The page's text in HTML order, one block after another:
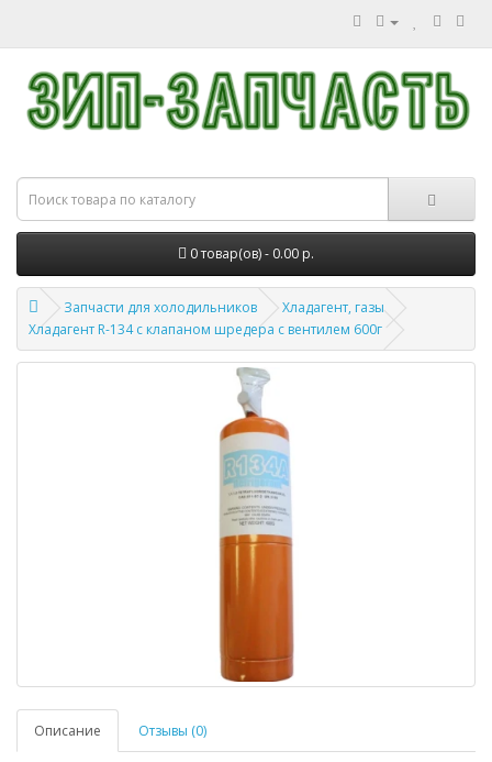
0 товар(ов) - 0.00 р.
Запчасти для холодильников
Хладагент, газы
Хладагент R-134 с клапаном шредера с вентилем 600г
Описание Отзывы (0)